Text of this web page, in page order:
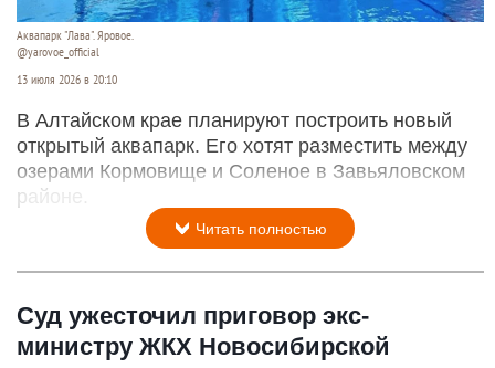
Аквапарк "Лава". Яровое.
@yarovoe_official
13 июля 2026 в 20:10
В Алтайском крае планируют построить новый
открытый аквапарк. Его хотят разместить между
озерами Кормовище и Соленое в Завьяловском
районе.
Читать полностью
Суд ужесточил приговор экс-
министру ЖКХ Новосибирской